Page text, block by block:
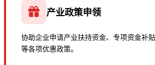
产业政策申领
协助企业申请产业扶持资金、专项资金补
等各项优惠政策。